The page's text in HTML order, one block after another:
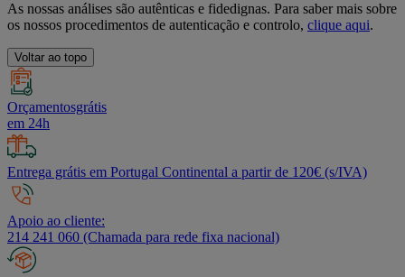
As nossas análises são autênticas e fidedignas. Para saber mais sobre
os nossos procedimentos de autenticação e controlo, clique aqui.
Voltar ao topo
Orçamentosgrátis
em 24h
Entrega grátis em Portugal Continental a partir de 120€ (s/IVA)
Apoio ao cliente:
214 241 060 (Chamada para rede fixa nacional)